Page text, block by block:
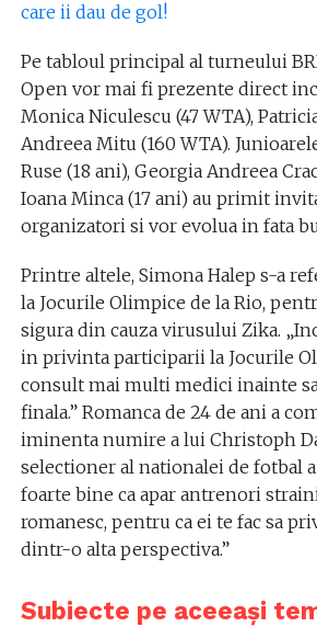
care ii dau de gol!
Pe tabloul principal al turneului
Open vor mai fi prezente direct
Monica Niculescu (47 WTA),
Andreea Mitu (160 WTA).
Ruse (18 ani), Georgia Andreea
Ioana Minca (17 ani) au primit
organizatori si vor evolua in fata
Printre altele, Simona Halep s-a
la Jocurile Olimpice de la Rio,
sigura din cauza virusului Zika.
in privinta participarii la Jocurile
consult mai multi medici inainte
finala.” Romanca de 24 de ani a
iminenta numire a lui Christoph
selectioner al nationalei de fotbal
foarte bine ca apar antrenori
romanesc, pentru ca ei te fac sa
dintr-o alta perspectiva.”
Subiecte pe aceeași